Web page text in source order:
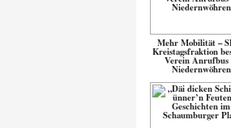
Mehr Mobilität –
Kreistagsfraktion
Verein Anrufbus
Niedernwöhren